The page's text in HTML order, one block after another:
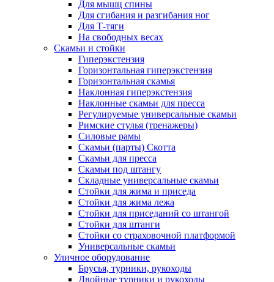
Для мышц спины
Для сгибания и разгибания ног
Для Т-тяги
На свободных весах
Скамьи и стойки
Гиперэкстензия
Горизонтальная гиперэкстензия
Горизонтальная скамья
Наклонная гиперэкстензия
Наклонные скамьи для пресса
Регулируемые универсальные скамьи
Римские стулья (тренажеры)
Силовые рамы
Скамьи (парты) Скотта
Скамьи для пресса
Скамьи под штангу
Складные универсальные скамьи
Стойки для жима и приседа
Стойки для жима лежа
Стойки для приседаний со штангой
Стойки для штанги
Стойки со страховочной платформой
Универсальные скамьи
Уличное оборудование
Брусья, турники, рукоходы
Двойные турники и рукоходы